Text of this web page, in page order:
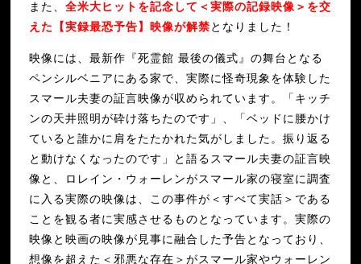
また、 全米大ヒットを記念して＜実際の記録映像＞を交
えた【実録最恐予告】映像が解禁 となりました！
映像には、最新作『死霊館 最後の儀式』の舞台となる
ペンシルベニアにある家で、実際に怪奇現象を体験した
スマール夫妻の証言映像が収められています。「キッチ
ンの天井照明が砕け落ちたのです」、「ベッドに腰かけ
ていると誰かに肩をたたかれた気がしました。振り返る
と動けなくなったのです」と語るスマール夫妻の証言映
像と、ロレイン・ウォーレンがスマール家の寝室に調査
に入る実際の映像は、この事件が＜すべて実話＞である
ことを観る者に実感させるものとなっています。実際の
映像と映画の映像が見事に融合した予告となっており、
想像を超えた＜邪悪な存在＞がスマール家やウォーレン